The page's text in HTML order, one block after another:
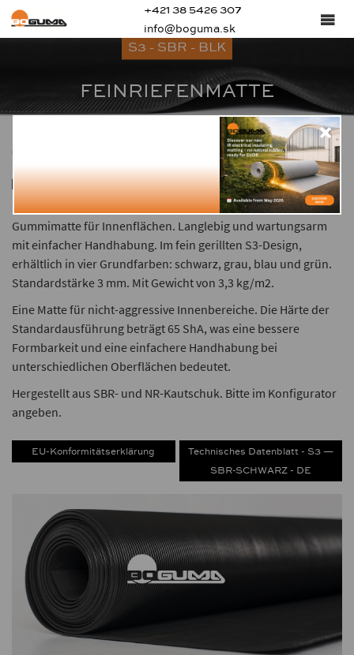
+421 38 5426 307
info@boguma.sk
S3 - SBR - BLK
FEINRIEFENMATTE
Gummimatte für Innenflächen. Langlebig und wartungsarm
mit einfacher Handhabung. Im fein gerillten S3-Design,
erhältlich in vier Grundfarben: schwarz, grau, blau und grün.
Standardstärke 3 mm. Mit Gewicht von 3,3 kg/m2.
Eine Matte für nicht-aggressive Innenbereiche. Die Härte der
Standardausführung beträgt 65 ShA, was eine bessere
Formbarkeit und eine einfachere Handhabung bei
unterschiedlichen Oberflächen bedeutet.
Hergestellt aus SBR- und NR-Kautschuk. Bitte im Konfigurator
angeben.
EU-Konformitätserklärung
Technisches Datenblatt - S3 —
SBR-SCHWARZ - DE